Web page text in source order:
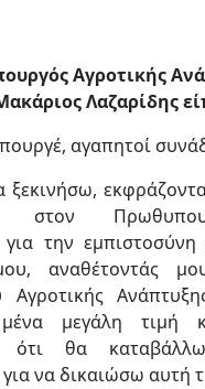
Αγροτικής
Λαζαρίδης
αγαπητοί
στον
την εμπιστοσύνη
αναθέτοντάς
Αγροτικής
μεγάλη τιμή
ότι θα
να δικαιώσω αυτή